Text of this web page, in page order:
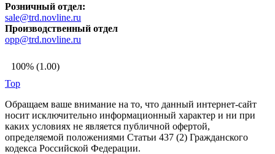
Розничный отдел:
sale@trd.novline.ru
Производственный отдел
opp@trd.novline.ru
100% (1.00)
Top
Обращаем ваше внимание на то, что данный интернет-сайт
носит исключительно информационный характер и ни при
каких условиях не является публичной офертой,
определяемой положениями Статьи 437 (2) Гражданского
кодекса Российской Федерации.